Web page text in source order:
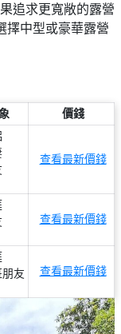
追求更寬敞的露營
擇中型或豪華露營
價錢
查看最新價錢
查看最新價錢
友
查看最新價錢